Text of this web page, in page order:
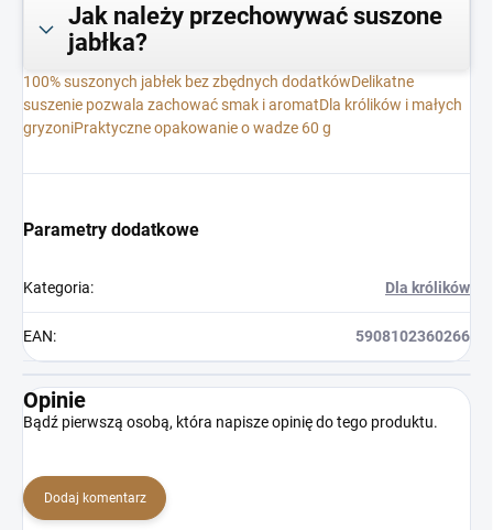
Jak należy przechowywać suszone
jabłka?
100% suszonych jabłek bez zbędnych dodatkówDelikatne
suszenie pozwala zachować smak i aromatDla królików i małych
gryzoniPraktyczne opakowanie o wadze 60 g
Parametry dodatkowe
Kategoria: Dla królików
EAN: 5908102360266
Opinie
Bądź pierwszą osobą, która napisze opinię do tego produktu.
Dodaj komentarz